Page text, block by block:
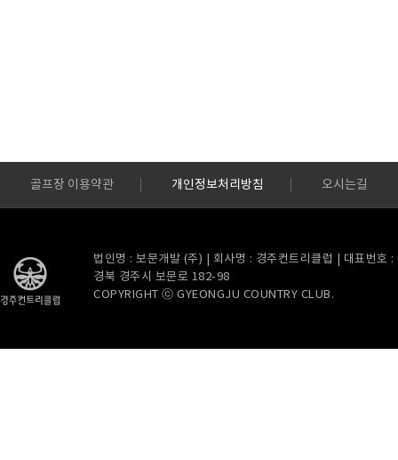
골프장 이용약관 개인정보처리방침 오시는길
법인명 : 보문개발 (주) | 회사명 : 경주컨트리클럽 | 대표번
경북 경주시 보문로 182-98
COPYRIGHT ⓒ GYEONGJU COUNTRY CLUB.